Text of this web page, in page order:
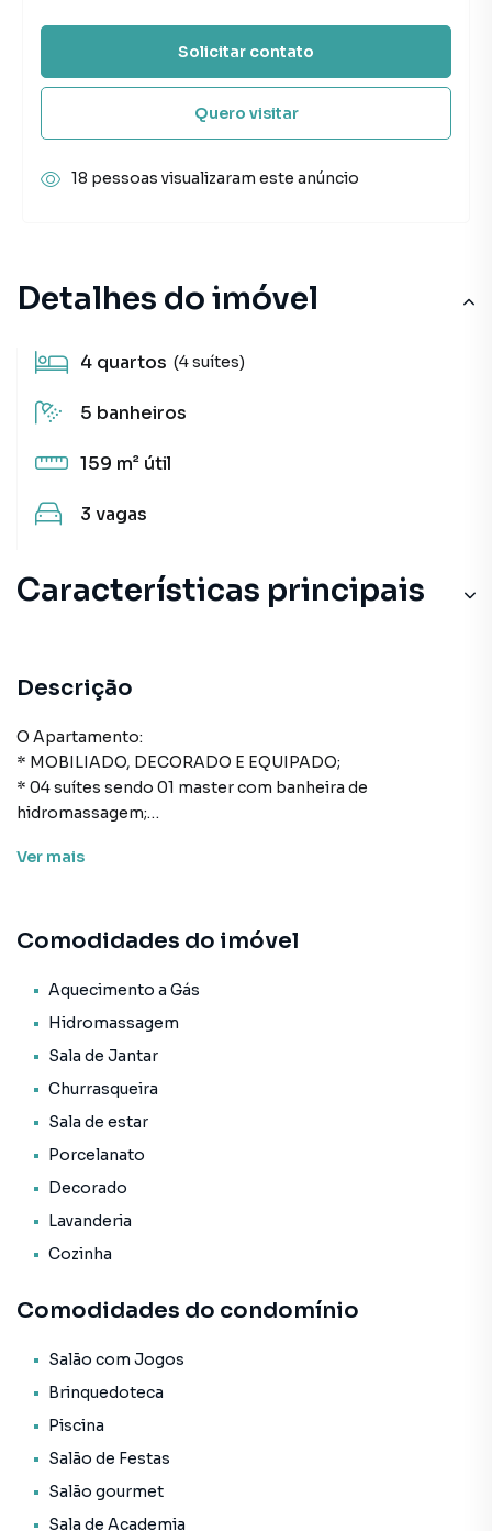
Detalhes do imóvel
4 quartos (4 suítes)
5 banheiros
159 m² útil
3 vagas
Características principais
Descrição
O Apartamento:
* MOBILIADO, DECORADO E EQUIPADO;
* 04 suítes sendo 01 master com banheira de
hidromassagem;
* 159m² de área privativa;
* Área de serviço;
* Sala de estar e de jantar;
* Churrasqueira;
* Espera para split;
* Acabamento em gesso;
* Porcelanato;
* Hidrômetro Individual;
* Gás Individual;
* Móveis Planejados;
* Aquecimento a Gás.
* Piscina infantil;
* Sala de jogos;
* Playground;
* Salão de festas;
* Bicicletário;
* Entrada p/ banhistas e box de praia;
* Hall de entrada decorado e mobiliado;
Ver mais
Comodidades do imóvel
Aquecimento a Gás
Hidromassagem
Sala de Jantar
Churrasqueira
Sala de estar
Porcelanato
Decorado
Lavanderia
Cozinha
Comodidades do condomínio
Salão com Jogos
Brinquedoteca
Piscina
Salão de Festas
Salão gourmet
Sala de Academia
Solicitar contato
Quero visitar
18 pessoas visualizaram este anúncio